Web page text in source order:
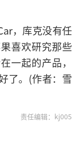
，库克没有任
喜欢研究那些
一起的产品，
了。(作者：雪
责任编辑：kj005